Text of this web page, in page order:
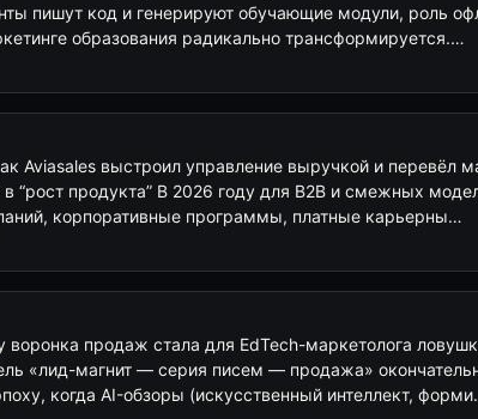
пишут код и генерируют обучающие модули, роль
образования радикально трансформируется.…
Aviasales выстроил управление выручкой и перевёл
в “рост продукта” В 2026 году для B2B и смежных
корпоративные программы, платные карьерны…
воронка продаж стала для EdTech-маркетолога
«лид-магнит — серия писем — продажа»
когда AI-обзоры (искусственный интеллект,